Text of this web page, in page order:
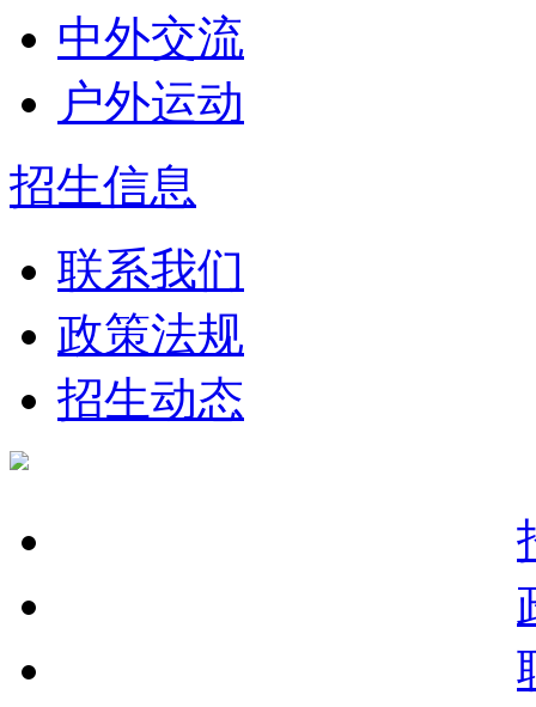
中外交流
户外运动
招生信息
联系我们
政策法规
招生动态